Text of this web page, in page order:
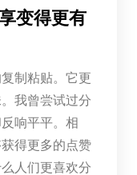
变得更有
制粘贴。它更
我曾尝试过分
响平平。相
得更多的点赞
人们更喜欢分